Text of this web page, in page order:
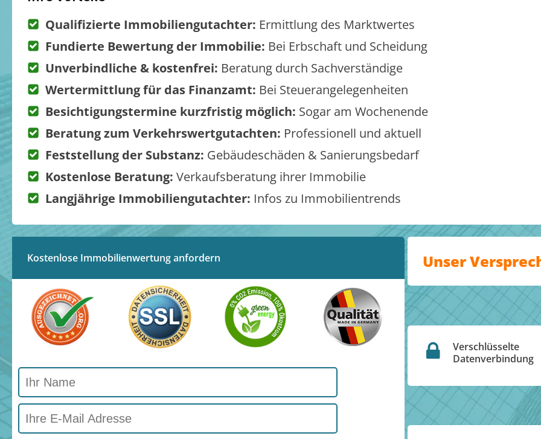
Qualifizierte Immobiliengutachter: Ermittlung des Marktwertes
Fundierte Bewertung der Immobilie: Bei Erbschaft und Scheidung
Unverbindliche & kostenfrei: Beratung durch Sachverständige
Wertermittlung für das Finanzamt: Bei Steuerangelegenheiten
Besichtigungstermine kurzfristig möglich: Sogar am Wochenende
Beratung zum Verkehrswertgutachten: Professionell und aktuell
Feststellung der Substanz: Gebäudeschäden & Sanierungsbedarf
Kostenlose Beratung: Verkaufsberatung ihrer Immobilie
Langjährige Immobiliengutachter: Infos zu Immobilientrends
Kostenlose Immobilienwertung anfordern Unser
Verschlüsselte
Datenverbindung